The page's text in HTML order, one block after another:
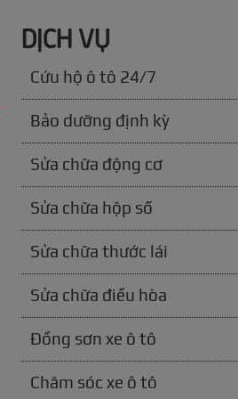
DỊCH VỤ
Cứu hộ ô tô 24/7
Bảo dưỡng định kỳ
Sửa chữa động cơ
Sửa chữa hộp số
Sửa chữa thước lái
Sửa chữa điều hòa
Đồng sơn xe ô tô
Chăm sóc xe ô tô